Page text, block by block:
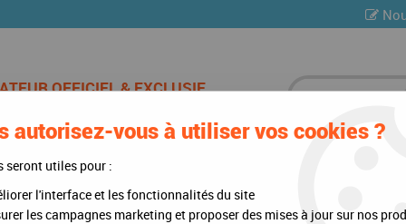
DE CHAMPAGNE
1969
autorisez-vous à utiliser vos cookies ?
seront utiles pour :
l'interface et les fonctionnalités du site
les campagnes marketing et proposer des mises à jour sur nos